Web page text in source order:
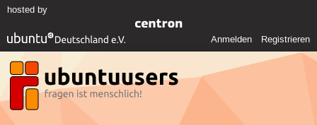
hosted by
Anmelden Registrieren